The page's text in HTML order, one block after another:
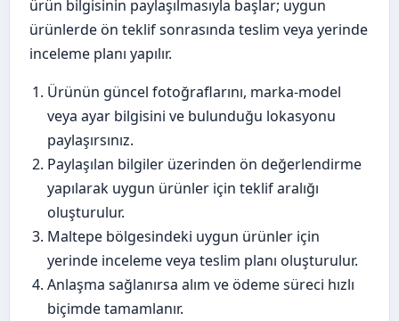
ürün bilgisinin paylaşılmasıyla başlar; uygun
ürünlerde ön teklif sonrasında teslim veya yerinde
inceleme planı yapılır.
Ürünün güncel fotoğraflarını, marka-model
veya ayar bilgisini ve bulunduğu lokasyonu
paylaşırsınız.
Paylaşılan bilgiler üzerinden ön değerlendirme
yapılarak uygun ürünler için teklif aralığı
oluşturulur.
Maltepe bölgesindeki uygun ürünler için
yerinde inceleme veya teslim planı oluşturulur.
Anlaşma sağlanırsa alım ve ödeme süreci hızlı
biçimde tamamlanır.